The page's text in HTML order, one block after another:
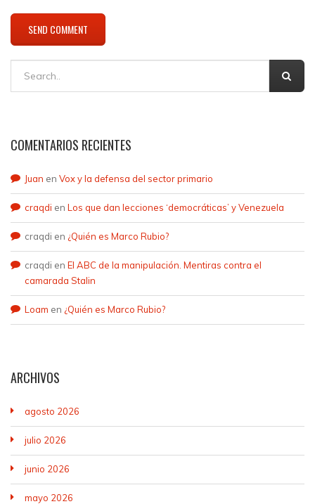
COMENTARIOS RECIENTES
Juan en Vox y la defensa del sector primario
craqdi en Los que dan lecciones ‘democráticas’ y Venezuela
craqdi en ¿Quién es Marco Rubio?
craqdi en El ABC de la manipulación. Mentiras contra el
camarada Stalin
Loam en ¿Quién es Marco Rubio?
ARCHIVOS
agosto 2026
julio 2026
junio 2026
mayo 2026